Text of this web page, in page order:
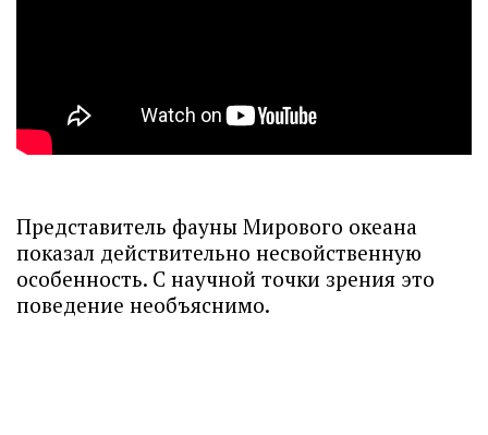
Представитель фауны Мирового океана
показал действительно несвойственную
особенность. С научной точки зрения это
поведение необъяснимо.